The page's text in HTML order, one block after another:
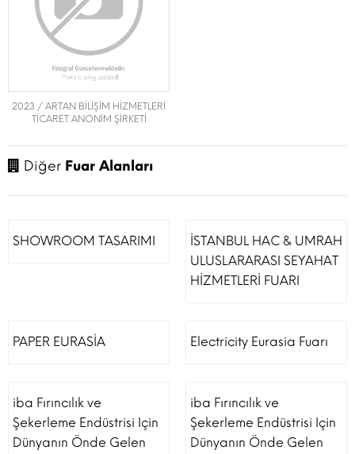
2023 / ARTAN BİLİŞİM HİZMETLERİ
TİCARET ANONİM ŞİRKETİ
Diğer Fuar Alanları
SHOWROOM TASARIMI
İSTANBUL HAC & UMRAH
ULUSLARARASI SEYAHAT
HİZMETLERİ FUARI
PAPER EURASİA Electricity Eurasia Fuarı
iba Fırıncılık ve
Şekerleme Endüstrisi Için
Dünyanın Önde Gelen
iba Fırıncılık ve
Şekerleme Endüstrisi Için
Dünyanın Önde Gelen